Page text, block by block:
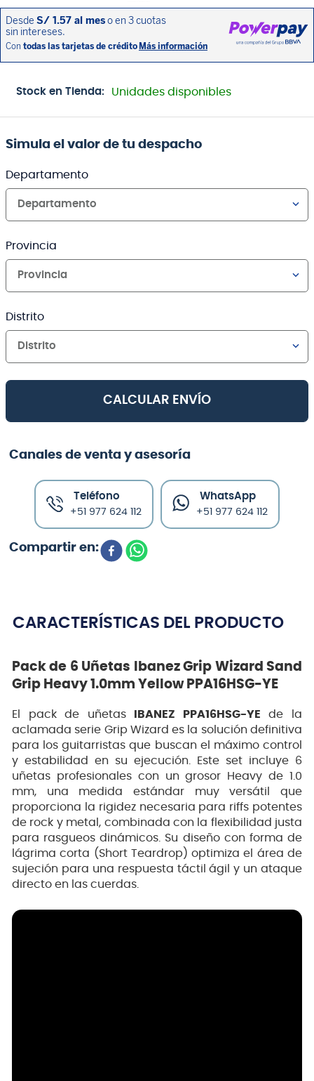
Stock en Tienda: Unidades disponibles
Simula el valor de tu despacho
Departamento
Departamento
Provincia
Provincia
Distrito
Distrito
CALCULAR ENVÍO
Canales de venta y asesoría
Teléfono
+51 977 624 112
WhatsApp
+51 977 624 112
CARACTERÍSTICAS DEL PRODUCTO
Pack de 6 Uñetas Ibanez Grip Wizard Sand
Grip Heavy 1.0mm Yellow PPA16HSG-YE
El pack de uñetas IBANEZ PPA16HSG-YE de la
aclamada serie Grip Wizard es la solución definitiva
para los guitarristas que buscan el máximo control
y estabilidad en su ejecución. Este set incluye 6
uñetas profesionales con un grosor Heavy de 1.0
mm, una medida estándar muy versátil que
proporciona la rigidez necesaria para riffs potentes
de rock y metal, combinada con la flexibilidad justa
para rasgueos dinámicos. Su diseño con forma de
lágrima corta (Short Teardrop) optimiza el área de
sujeción para una respuesta táctil ágil y un ataque
directo en las cuerdas.